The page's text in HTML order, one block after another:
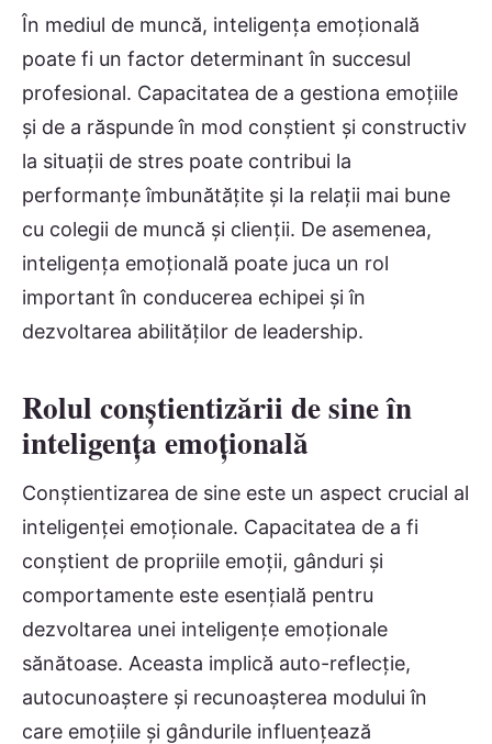
În mediul de muncă, inteligența emoțională
poate fi un factor determinant în succesul
profesional. Capacitatea de a gestiona emoțiile
și de a răspunde în mod conștient și constructiv
la situații de stres poate contribui la
performanțe îmbunătățite și la relații mai bune
cu colegii de muncă și clienții. De asemenea,
inteligența emoțională poate juca un rol
important în conducerea echipei și în
dezvoltarea abilităților de leadership.
Rolul conștientizării de sine în
inteligența emoțională
Conștientizarea de sine este un aspect crucial al
inteligenței emoționale. Capacitatea de a fi
conștient de propriile emoții, gânduri și
comportamente este esențială pentru
dezvoltarea unei inteligențe emoționale
sănătoase. Aceasta implică auto-reflecție,
autocunoaștere și recunoașterea modului în
care emoțiile și gândurile influențează